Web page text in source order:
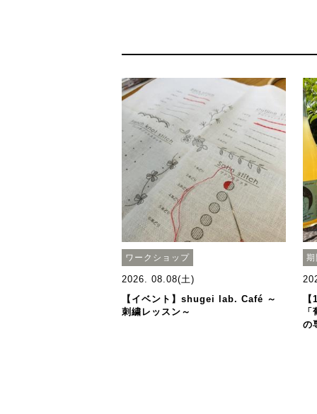
ワークショップ
2026. 08.08(土)
【イベント】shugei lab. Café ～
刺繍レッスン～
の